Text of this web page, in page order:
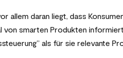
allem daran liegt, dass
von smarten Produkten
als für sie relevante